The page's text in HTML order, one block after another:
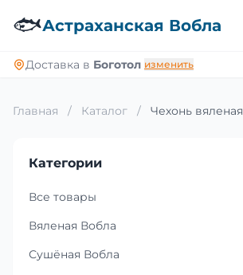
🐟Астраханская Вобла
Доставка в Боготол изменить
Главная / Каталог / Чехонь вяленая
Категории
Все товары
Вяленая Вобла
Сушёная Вобла